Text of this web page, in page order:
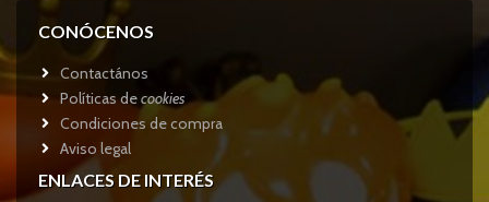
CONÓCENOS
Contactános
Políticas decookies
Condiciones de compra
Aviso legal
ENLACES DE INTERÉS